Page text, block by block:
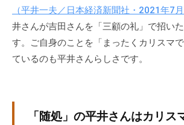
（平井一夫／日本経済新聞社・2021年7月
井さんが吉田さんを「三顧の礼」で招い
す。ご自身のことを「まったくカリスマ
ているのも平井さんらしさです。
「随処」の平井さんはカリス